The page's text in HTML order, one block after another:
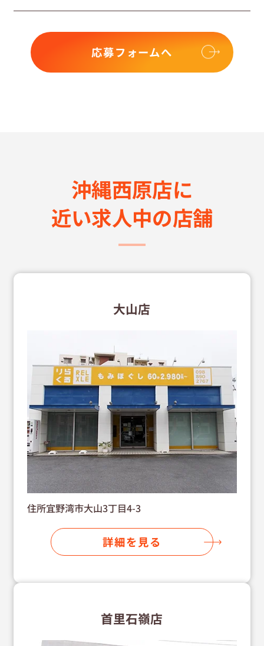
応募フォームへ
沖縄西原店に
近い求⼈中の店舗
大山店
住所宜野湾市大山3丁目4-3
詳細を見る
首里石嶺店